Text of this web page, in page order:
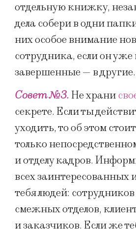
отдельную книжку,
дела собери в одни
них особое внимание
сотрудника, если он уже
завершенные — в другие.
Совет №3.Не храни
секрете. Если ты
уходить, то об этом
только
и отделу кадров.
всех заинтересованных
тебя людей: сотрудников
смежных отделов,
и заказчиков. Если же